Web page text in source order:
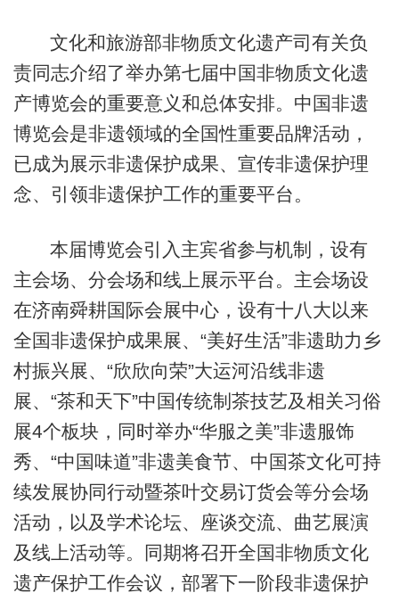
文化和旅游部非物质文化遗产司有关负
责同志介绍了举办第七届中国非物质文化遗
产博览会的重要意义和总体安排。中国非遗
博览会是非遗领域的全国性重要品牌活动，
已成为展示非遗保护成果、宣传非遗保护理
念、引领非遗保护工作的重要平台。
本届博览会引入主宾省参与机制，设有
主会场、分会场和线上展示平台。主会场设
在济南舜耕国际会展中心，设有十八大以来
全国非遗保护成果展、“美好生活”非遗助力乡
村振兴展、“欣欣向荣”大运河沿线非遗
展、“茶和天下”中国传统制茶技艺及相关习俗
展4个板块，同时举办“华服之美”非遗服饰
秀、“中国味道”非遗美食节、中国茶文化可持
续发展协同行动暨茶叶交易订货会等分会场
活动，以及学术论坛、座谈交流、曲艺展演
及线上活动等。同期将召开全国非物质文化
遗产保护工作会议，部署下一阶段非遗保护